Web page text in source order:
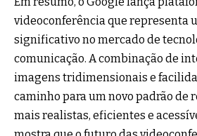
videoconferência que representa
significativo no mercado de
comunicação. A combinação de
imagens tridimensionais e
caminho para um novo padrão de
mais realistas, eficientes e